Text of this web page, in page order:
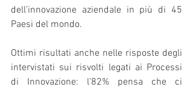
dell’innovazione aziendale in più di 45
Paesi del mondo.
Ottimi risultati anche nelle risposte degli
intervistati sui risvolti legati ai Processi
di Innovazione: l’82% pensa che ci